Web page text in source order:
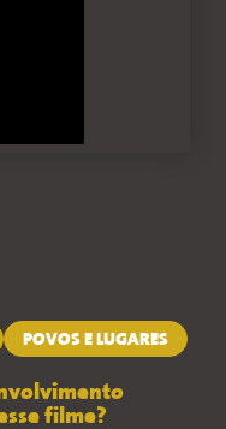
POVOS E LUGARES
filme?